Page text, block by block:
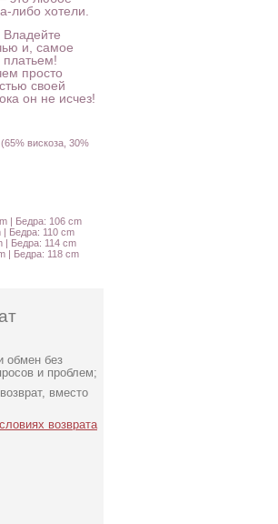
либо хотели.
Владейте
и, самое
платьем!
просто
своей
он не исчез!
вискоза, 30%
| Бедра: 106 cm
| Бедра: 110 cm
| Бедра: 114 cm
| Бедра: 118 cm
обмен без
и проблем;
вместо
возврата